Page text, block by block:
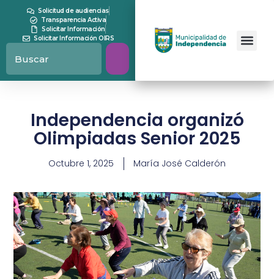
Solicitud de audiencias
Transparencia Activa
Solicitar Información
Solicitar Información OIRS
Independencia organizó
Olimpiadas Senior 2025
Octubre 1, 2025 María José Calderón